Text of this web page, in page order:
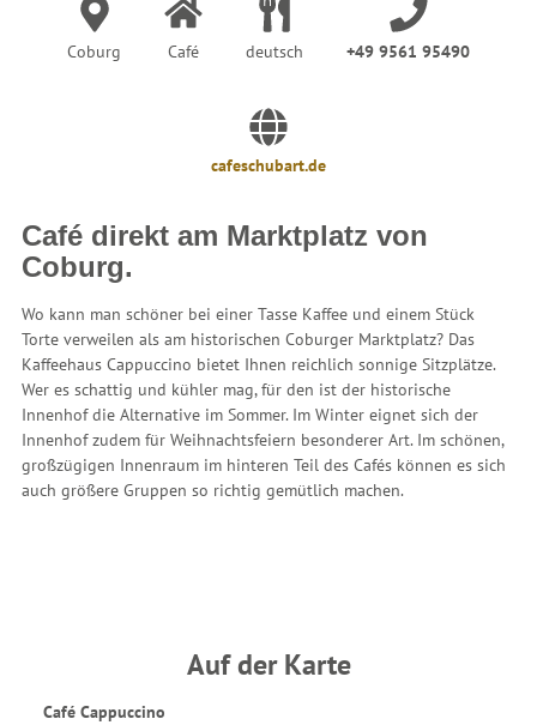
Coburg Café deutsch +49 9561 95490
cafeschubart.de
Café direkt am Marktplatz von
Coburg.
Wo kann man schöner bei einer Tasse Kaffee und einem Stück
Torte verweilen als am historischen Coburger Marktplatz? Das
Kaffeehaus Cappuccino bietet Ihnen reichlich sonnige Sitzplätze.
Wer es schattig und kühler mag, für den ist der historische
Innenhof die Alternative im Sommer. Im Winter eignet sich der
Innenhof zudem für Weihnachtsfeiern besonderer Art. Im schönen,
großzügigen Innenraum im hinteren Teil des Cafés können es sich
auch größere Gruppen so richtig gemütlich machen.
Auf der Karte
Café Cappuccino